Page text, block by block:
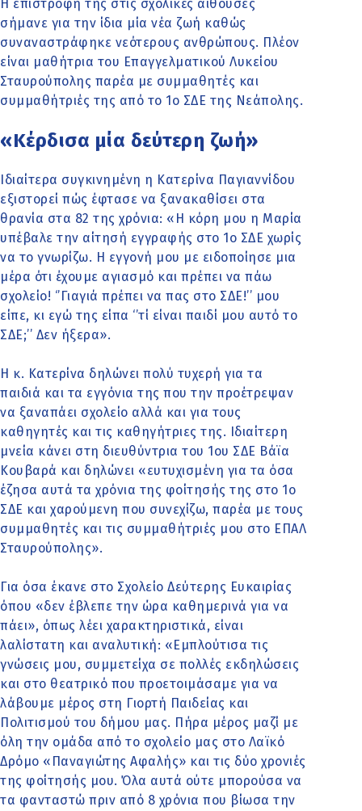
Η επιστροφή της στις σχολικές αίθουσες
σήμανε για την ίδια μία νέα ζωή καθώς
συναναστράφηκε νεότερους ανθρώπους. Πλέον
είναι μαθήτρια του Επαγγελματικού Λυκείου
Σταυρούπολης παρέα με συμμαθητές και
συμμαθήτριές της από το 1ο ΣΔΕ της Νεάπολης.
«Κέρδισα μία δεύτερη ζωή»
Ιδιαίτερα συγκινημένη η Κατερίνα Παγιαννίδου
εξιστορεί πώς έφτασε να ξανακαθίσει στα
θρανία στα 82 της χρόνια: «Η κόρη μου η Μαρία
υπέβαλε την αίτησή εγγραφής στο 1ο ΣΔΕ χωρίς
να το γνωρίζω. Η εγγονή μου με ειδοποίησε μια
μέρα ότι έχουμε αγιασμό και πρέπει να πάω
σχολείο! ‘’Γιαγιά πρέπει να πας στο ΣΔΕ!’’ μου
είπε, κι εγώ της είπα ‘’τί είναι παιδί μου αυτό το
ΣΔΕ;’’ Δεν ήξερα».
Η κ. Κατερίνα δηλώνει πολύ τυχερή για τα
παιδιά και τα εγγόνια της που την προέτρεψαν
να ξαναπάει σχολείο αλλά και για τους
καθηγητές και τις καθηγήτριες της. Ιδιαίτερη
μνεία κάνει στη διευθύντρια του 1ου ΣΔΕ Βάϊα
Κουβαρά και δηλώνει «ευτυχισμένη για τα όσα
έζησα αυτά τα χρόνια της φοίτησής της στο 1ο
ΣΔΕ και χαρούμενη που συνεχίζω, παρέα με τους
συμμαθητές και τις συμμαθήτριές μου στο ΕΠΑΛ
Σταυρούπολης».
Για όσα έκανε στο Σχολείο Δεύτερης Ευκαιρίας
όπου «δεν έβλεπε την ώρα καθημερινά για να
πάει», όπως λέει χαρακτηριστικά, είναι
λαλίστατη και αναλυτική: «Εμπλούτισα τις
γνώσεις μου, συμμετείχα σε πολλές εκδηλώσεις
και στο θεατρικό που προετοιμάσαμε για να
λάβουμε μέρος στη Γιορτή Παιδείας και
Πολιτισμού του δήμου μας. Πήρα μέρος μαζί με
όλη την ομάδα από το σχολείο μας στο Λαϊκό
Δρόμο «Παναγιώτης Αφαλής» και τις δύο χρονιές
της φοίτησής μου. Όλα αυτά ούτε μπορούσα να
τα φανταστώ πριν από 8 χρόνια που βίωσα την